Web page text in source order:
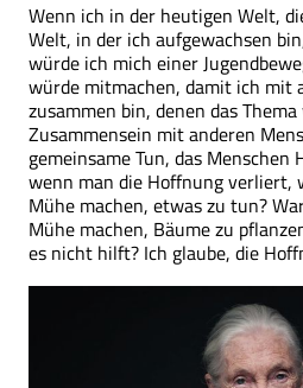
Wenn ich in der heutigen Welt,
Welt, in der ich aufgewachsen
würde ich mich einer
würde mitmachen, damit ich mit
zusammen bin, denen das
Zusammensein mit anderen
gemeinsame Tun, das Menschen
wenn man die Hoffnung verliert,
Mühe machen, etwas zu tun?
Mühe machen, Bäume zu
es nicht hilft? Ich glaube, die